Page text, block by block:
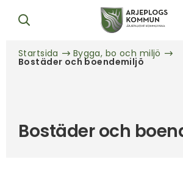
Startsida Bygga, bo och miljö
Bostäder och boendemiljö
Bostäder och